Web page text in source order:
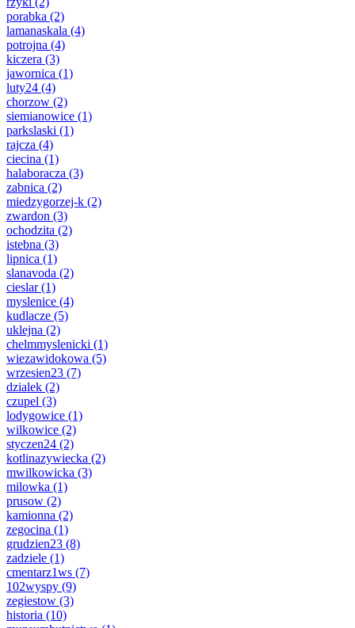
porabka (2)
lamanaskala (4)
potrojna (4)
kiczera (3)
jawornica (1)
luty24 (4)
chorzow (2)
siemianowice (1)
parkslaski (1)
rajcza (4)
ciecina (1)
halaboracza (3)
zabnica (2)
miedzygorzej-k (2)
zwardon (3)
ochodzita (2)
istebna (3)
lipnica (1)
slanavoda (2)
cieslar(1)
myslenice (4)
kudlacze (5)
uklejna (2)
chelmmyslenicki (1)
wiezawidokowa (5)
wrzesien23 (7)
dzialek (2)
czupel (3)
lodygowice (1)
wilkowice (2)
styczen24 (2)
kotlinazywiecka (2)
mwilkowicka (3)
milowka (1)
prusow (2)
kamionna (2)
zegocina (1)
grudzien23 (8)
zadziele (1)
cmentarz1ws (7)
102wyspy (9)
zegiestow (3)
historia (10)